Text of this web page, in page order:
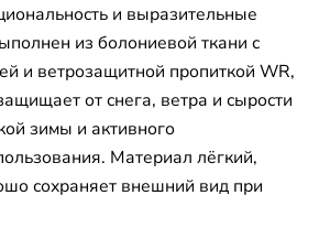
и выразительные
из болониевой ткани с
и ветрозащитной пропиткой WR,
от снега, ветра и сырости
зимы и активного
Материал лёгкий,
сохраняет внешний вид при